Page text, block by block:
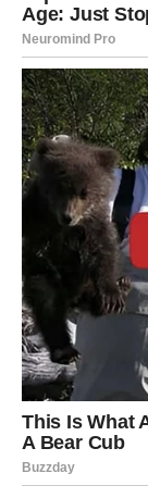
Dnevna
Neočekivan
perspektivu.
Poruka
Slušajte
RAK
DAN KOJI
ŠTO
Rakovima ovaj
djelovati
njihov život.